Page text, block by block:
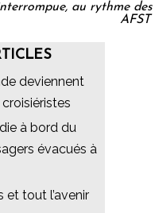
au rythme
AFST
deviennent
à bord du
évacués à
et tout l’avenir